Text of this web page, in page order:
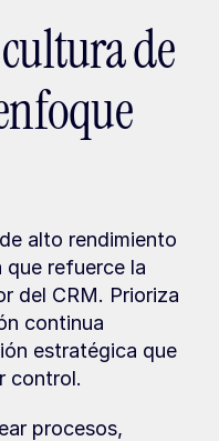
de
alto rendimiento
que refuerce la
del CRM. Prioriza
continua
estratégica que
control.
procesos,